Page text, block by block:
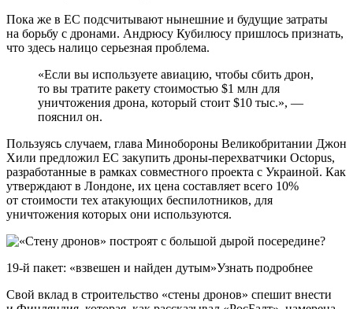
Пока же в ЕС подсчитывают нынешние и будущие затраты
на борьбу с дронами. Андрюсу Кубилюсу пришлось признать,
что здесь налицо серьезная проблема.
«Если вы используете авиацию, чтобы сбить дрон,
то вы тратите ракету стоимостью $1 млн для
уничтожения дрона, который стоит $10 тыс.», —
пояснил он.
Пользуясь случаем, глава Минобороны Великобритании Джон
Хили предложил ЕС закупить дроны-перехватчики Octopus,
разработанные в рамках совместного проекта с Украиной. Как
утверждают в Лондоне, их цена составляет всего 10%
от стоимости тех атакующих беспилотников, для
уничтожения которых они используются.
19-й пакет: «взвешен и найден дутым»Узнать подробнее
Свой вклад в строительство «стены дронов» спешит внести